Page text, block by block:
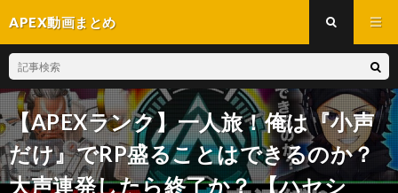
APEX動画まとめ
【APEXランク】一人旅！俺は『小声
だけ』でRP盛ることはできるのか？
大声連発したら終了か？ 【ハセシ